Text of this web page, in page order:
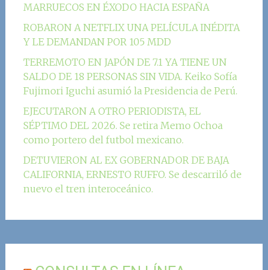
MARRUECOS EN ÉXODO HACIA ESPAÑA
ROBARON A NETFLIX UNA PELÍCULA INÉDITA
Y LE DEMANDAN POR 105 MDD
TERREMOTO EN JAPÓN DE 7.1 YA TIENE UN
SALDO DE 18 PERSONAS SIN VIDA. Keiko Sofía
Fujimori Iguchi asumió la Presidencia de Perú.
EJECUTARON A OTRO PERIODISTA, EL
SÉPTIMO DEL 2026. Se retira Memo Ochoa
como portero del futbol mexicano.
DETUVIERON AL EX GOBERNADOR DE BAJA
CALIFORNIA, ERNESTO RUFFO. Se descarriló de
nuevo el tren interoceánico.